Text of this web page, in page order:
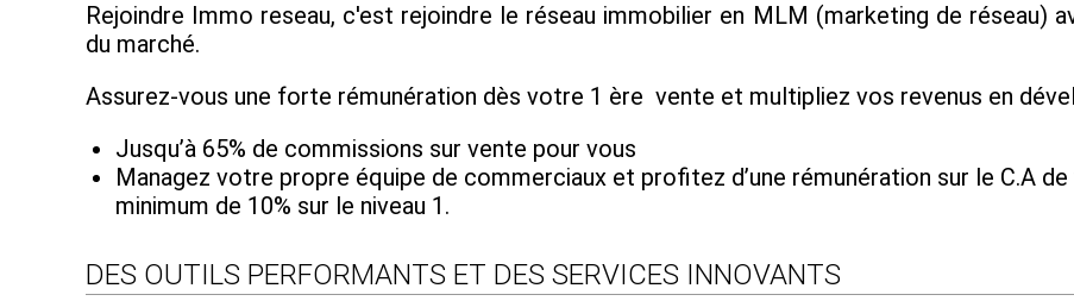
Rejoindre Immo reseau, c'est rejoindre le réseau immobilier en MLM (marketing de réseau)
du marché.
Assurez-vous une forte rémunération dès votre 1 ère vente et multipliez vos revenus en
Jusqu’à 65% de commissions sur vente pour vous
Managez votre propre équipe de commerciaux et profitez d’une rémunération sur le C.A
minimum de 10% sur le niveau 1.
DES OUTILS PERFORMANTS ET DES SERVICES INNOVANTS